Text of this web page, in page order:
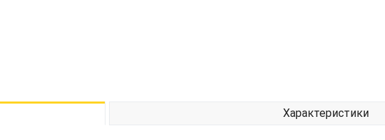
Характеристики